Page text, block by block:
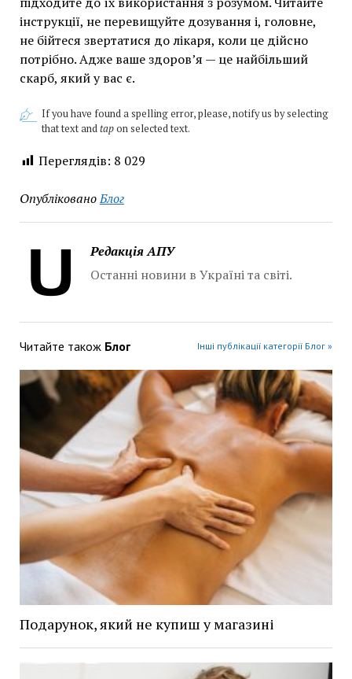
інструкції, не перевищуйте дозування і, головне,
не бійтеся звертатися до лікаря, коли це дійсно
потрібно. Адже ваше здоров’я — це найбільший
скарб, який у вас є.
If you have found a spelling error, please, notify us by selecting
that text andtapon selected text.
Переглядів: 8 029
ОпублікованоБлог
Редакція АПУ
Останні новини в Україні та світі.
Читайте також Блог Інші публікації категорії Блог »
Подарунок, який не купиш у магазині